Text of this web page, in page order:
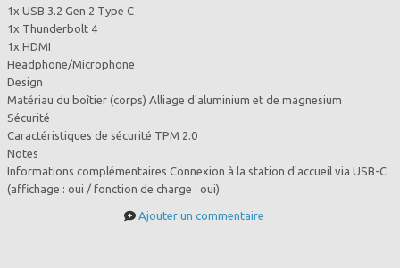
1x USB 3.2 Gen 2 Type C
1x Thunderbolt 4
1x HDMI
Headphone/Microphone
Design
Matériau du boîtier (corps) Alliage d'aluminium et de magnesium
Sécurité
Caractéristiques de sécurité TPM 2.0
Notes
Informations complémentaires Connexion à la station d'accueil via USB-C
(affichage : oui / fonction de charge : oui)
Ajouter un commentaire